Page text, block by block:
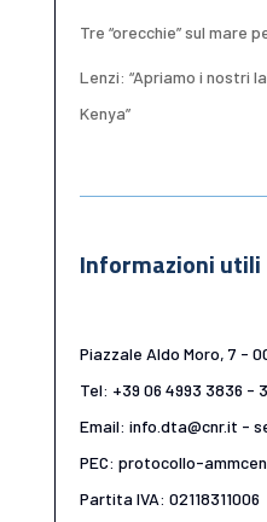
Tre “orecchie” sul mare
Lenzi: “Apriamo i nostri
Kenya”
Informazioni utili
Piazzale Aldo Moro, 7 -
Tel: +39 06 4993 3836 -
Email: info.dta@cnr.it -
PEC: protocollo-
Partita IVA: 02118311006